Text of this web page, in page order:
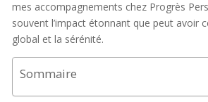
mes accompagnements chez Progrès
souvent l’impact étonnant que peut avoir
global et la sérénité.
Sommaire